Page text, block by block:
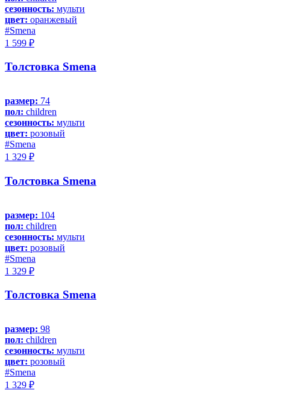
сезонность: мульти
цвет: оранжевый
#Smena
1 599 ₽
Толстовка Smena
размер: 74
пол: children
сезонность: мульти
цвет: розовый
#Smena
1 329 ₽
Толстовка Smena
размер: 104
пол: children
сезонность: мульти
цвет: розовый
#Smena
1 329 ₽
Толстовка Smena
размер: 98
пол: children
сезонность: мульти
цвет: розовый
#Smena
1 329 ₽